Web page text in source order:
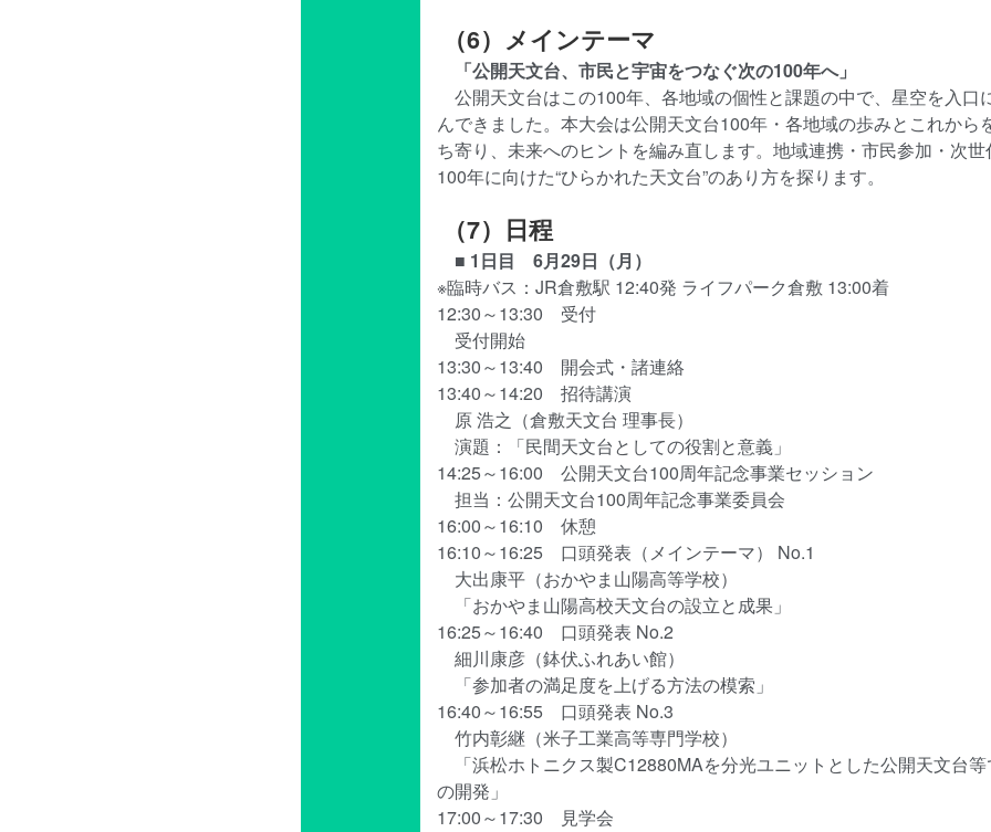
（6）メインテーマ
「公開天文台、市民と宇宙をつなぐ次の100年へ」
公開天文台はこの100年、各地域の個性と課題の中で、星空を入口
んできました。本大会は公開天文台100年・各地域の歩みとこれから
ち寄り、未来へのヒントを編み直します。地域連携・市民参加・次
100年に向けた“ひらかれた天文台”のあり方を探ります。
（7）日程
■ 1日目 6月29日（月）
※臨時バス：JR倉敷駅 12:40発 ライフパーク倉敷 13:00着
12:30～13:30 受付
受付開始
13:30～13:40 開会式・諸連絡
13:40～14:20 招待講演
原 浩之（倉敷天文台 理事長）
演題：「民間天文台としての役割と意義」
14:25～16:00 公開天文台100周年記念事業セッション
担当：公開天文台100周年記念事業委員会
16:00～16:10 休憩
16:10～16:25 口頭発表（メインテーマ） No.1
大出康平（おかやま山陽高等学校）
「おかやま山陽高校天文台の設立と成果」
16:25～16:40 口頭発表 No.2
細川康彦（鉢伏ふれあい館）
「参加者の満足度を上げる方法の模索」
16:40～16:55 口頭発表 No.3
竹内彰継（米子工業高等専門学校）
「浜松ホトニクス製C12880MAを分光ユニットとした公開天文台
の開発」
17:00～17:30 見学会